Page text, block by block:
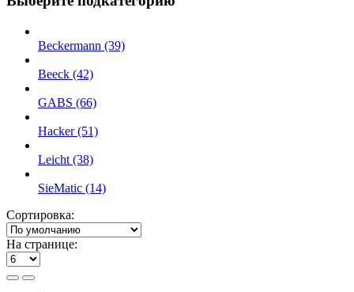
Beckermann (39)
Beeck (42)
GABS (66)
Hacker (51)
Leicht (38)
SieMatic (14)
Сортировка:
На странице: